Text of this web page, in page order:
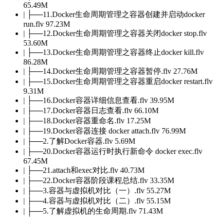
65.49M
| ├──11.Docker生命周期管理之容器创建并启动docker
run.flv 97.23M
| ├──12.Docker生命周期管理之容器关闭docker stop.flv
53.60M
| ├──13.Docker生命周期管理之容器终止docker kill.flv
86.28M
| ├──14.Docker生命周期管理之容器暂停.flv 27.76M
| ├──15.Docker生命周期管理之容器重启docker restart.flv
9.31M
| ├──16.Docker容器详细信息查看.flv 39.95M
| ├──17.Docker容器日志查看.flv 66.10M
| ├──18.Docker容器重命名.flv 17.25M
| ├──19.Docker容器连接 docker attach.flv 76.99M
| ├──2.了解Docker容器.flv 5.69M
| ├──20.Docker容器运行时执行新命令 docker exec.flv
67.45M
| ├──21.attach和exec对比.flv 40.73M
| ├──22.Docker容器阶段课程总结.flv 33.35M
| ├──3.容器与虚拟机对比（一）.flv 55.27M
| ├──4.容器与虚拟机对比（二）.flv 55.15M
| ├──5.了解虚拟机的生命周期.flv 71.43M